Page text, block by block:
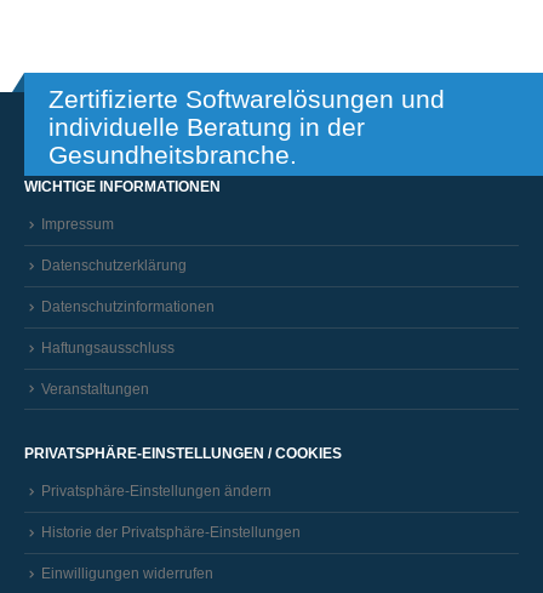
Zertifizierte Softwarelösungen und
individuelle Beratung in der
Gesundheitsbranche.
WICHTIGE INFORMATIONEN
Impressum
Datenschutzerklärung
Datenschutzinformationen
Haftungsausschluss
Veranstaltungen
PRIVATSPHÄRE-EINSTELLUNGEN / COOKIES
Privatsphäre-Einstellungen ändern
Historie der Privatsphäre-Einstellungen
Einwilligungen widerrufen